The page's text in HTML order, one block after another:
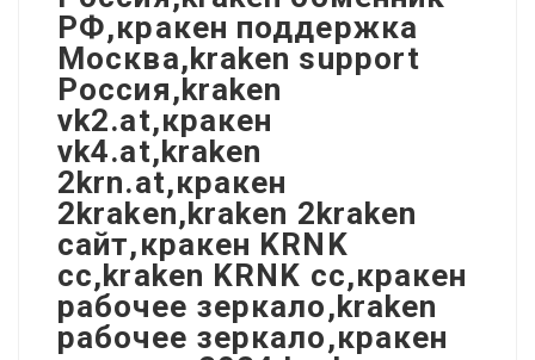
РФ,кракен поддержка
Москва,kraken support
Россия,kraken
vk2.at,кракен
vk4.at,kraken
2krn.at,кракен
2kraken,kraken 2kraken
сайт,кракен KRNK
cc,kraken KRNK cc,кракен
рабочее зеркало,kraken
рабочее зеркало,кракен